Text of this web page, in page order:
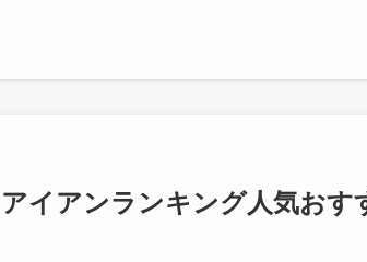
アイアンランキング人気お